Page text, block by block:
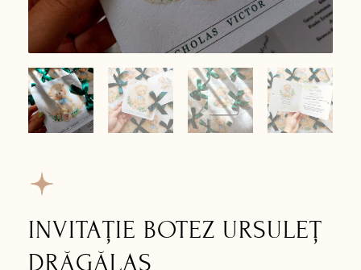
INVITAȚIE BOTEZ URSULEȚ
DRĂGĂLAȘ